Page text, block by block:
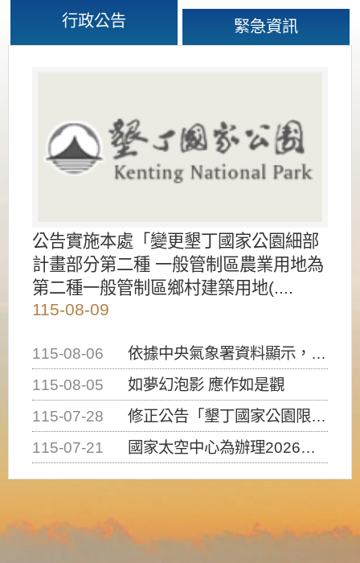
行政公告 緊急資訊
公告實施本處「變更墾丁國家公園細部
計畫部分第二種 一般管制區農業用地為
第二種一般管制區鄉村建築用地(....
115-08-09
115-08-06
依據中央氣象署資料顯示，白海豚颱風持續接近臺灣，請密切注意動向及早完成防災應變準備
115-08-05
如夢幻泡影 應作如是觀
115-07-28
修正公告「墾丁國家公園限制水域遊憩活動之種類、範圍、時間及行為」，自即日生效。
115-07-21
國家太空中心為辦理2026台灣盃火箭競賽，陸、海、空域警戒及協調相關事宜，因颱風備案事宜